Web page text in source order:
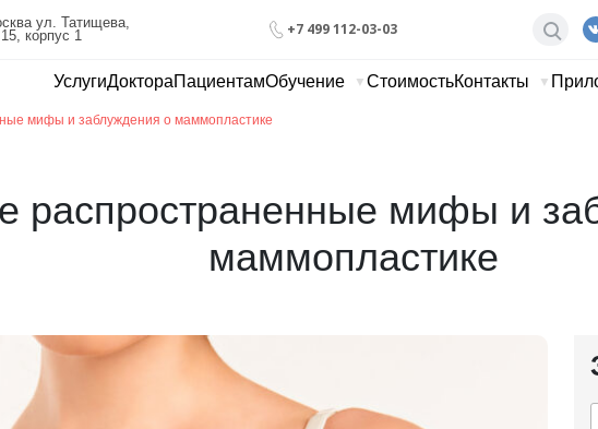
ул. Татищева,
корпус 1
+7 499 112-03-03
УслугиДоктораПациентамОбучение СтоимостьКонтакты
мифы и заблуждения о маммопластике
распространенные мифы и
маммопластике